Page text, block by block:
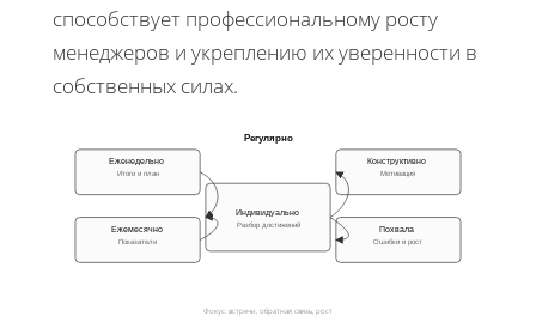
способствует профессиональному росту
менеджеров и укреплению их уверенности в
собственных силах.
Регулярно
Еженедельно
Итоги и план
Ежемесячно
Показатели
Индивидуально
Разбор достижений
Конструктивно
Мотивация
Похвала
Ошибки и рост
Фокус: встречи, обратная связь, рост